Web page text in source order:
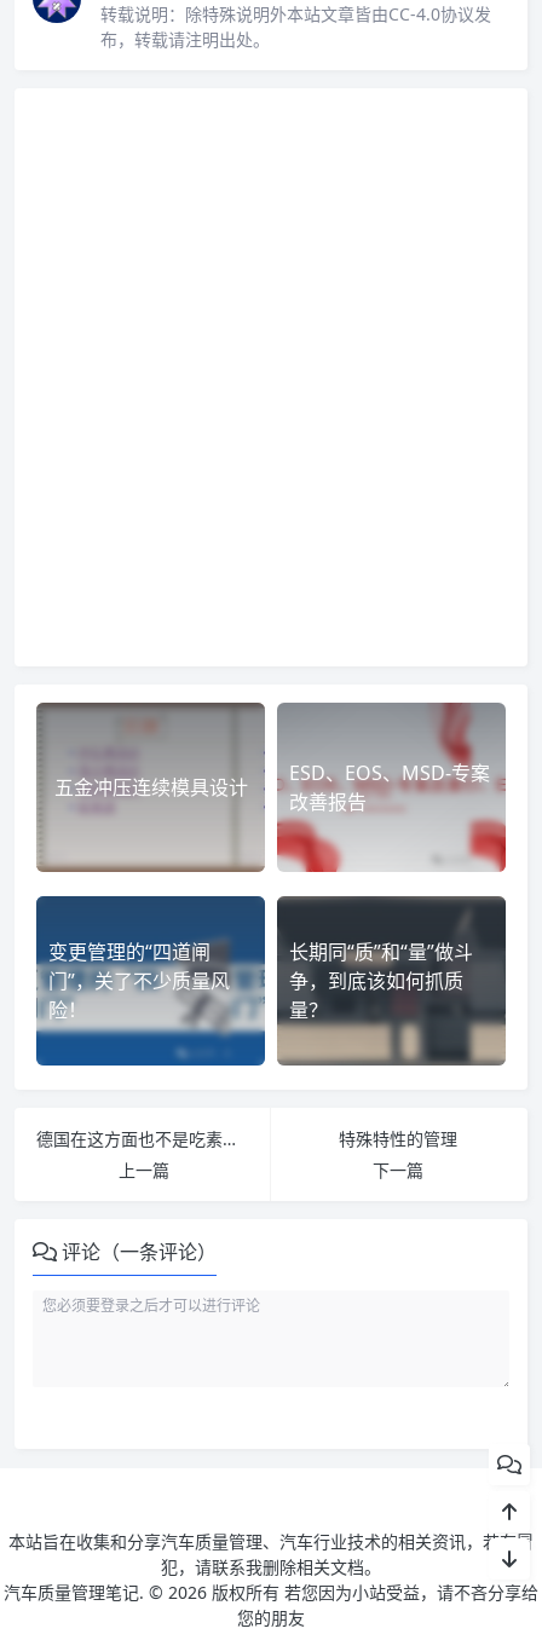
转载说明： 除特殊说明外本站文章皆由CC-4.0协议发
布，转载请注明出处。
五金冲压连续模具设计
ESD、EOS、MSD-专案
改善报告
变更管理的“四道闸
门”‌‌，关了不少质量风
险！
长期同“质”和“量”做斗
争，到底该如何抓质
量？
德国在这方面也不是吃素的呀——VDA丛书一览
上一篇
特殊特性的管理
下一篇
评论（一条评论）
本站旨在收集和分享汽车质量管理、汽车行业技术的相关资讯，若有冒
犯，请联系我删除相关文档。
汽车质量管理笔记. © 2026 版权所有 若您因为小站受益，请不吝分享给
您的朋友